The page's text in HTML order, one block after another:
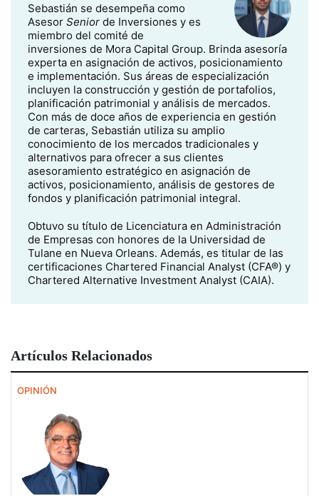
Sebastián se desempeña como
Asesor Senior de Inversiones y es
miembro del comité de
inversiones de Mora Capital Group. Brinda asesoría
experta en asignación de activos, posicionamiento
e implementación. Sus áreas de especialización
incluyen la construcción y gestión de portafolios,
planificación patrimonial y análisis de mercados.
Con más de doce años de experiencia en gestión
de carteras, Sebastián utiliza su amplio
conocimiento de los mercados tradicionales y
alternativos para ofrecer a sus clientes
asesoramiento estratégico en asignación de
activos, posicionamiento, análisis de gestores de
fondos y planificación patrimonial integral.
Obtuvo su título de Licenciatura en Administración
de Empresas con honores de la Universidad de
Tulane en Nueva Orleans. Además, es titular de las
certificaciones Chartered Financial Analyst (CFA®) y
Chartered Alternative Investment Analyst (CAIA).
Artículos Relacionados
OPINIÓN